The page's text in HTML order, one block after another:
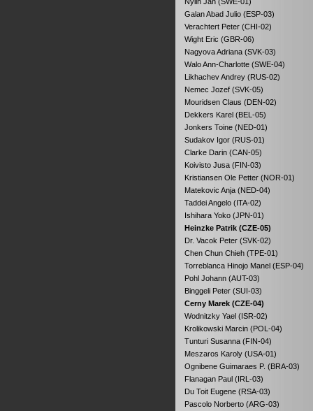
Galan Abad Julio (ESP-03)
Verachtert Peter (CHI-02)
Wight Eric (GBR-06)
Nagyova Adriana (SVK-03)
Walo Ann-Charlotte (SWE-04)
Likhachev Andrey (RUS-02)
Nemec Jozef (SVK-05)
Mouridsen Claus (DEN-02)
Dekkers Karel (BEL-05)
Jonkers Toine (NED-01)
Sudakov Igor (RUS-01)
Clarke Darin (CAN-05)
Koivisto Jusa (FIN-03)
Kristiansen Ole Petter (NOR-01)
Matekovic Anja (NED-04)
Taddei Angelo (ITA-02)
Ishihara Yoko (JPN-01)
Heinzke Patrik (CZE-05)
Dr. Vacok Peter (SVK-02)
Chen Chun Chieh (TPE-01)
Torreblanca Hinojo Manel (ESP-04)
Pohl Johann (AUT-03)
Binggeli Peter (SUI-03)
Cerny Marek (CZE-04)
Wodnitzky Yael (ISR-02)
Krolikowski Marcin (POL-04)
Tunturi Susanna (FIN-04)
Meszaros Karoly (USA-01)
Ognibene Guimaraes P. (BRA-03)
Flanagan Paul (IRL-03)
Du Toit Eugene (RSA-03)
Pascolo Norberto (ARG-03)